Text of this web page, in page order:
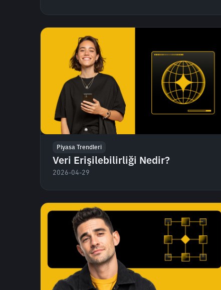
Piyasa Trendleri
Veri Erişilebilirliği Nedir?
2026-04-29